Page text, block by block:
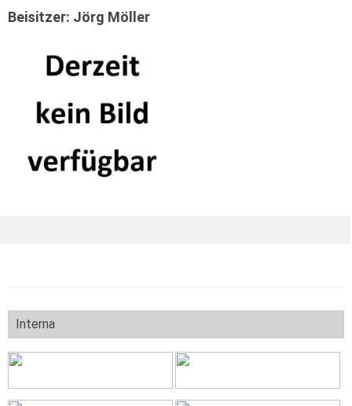
Beisitzer: Jörg Möller
Interna